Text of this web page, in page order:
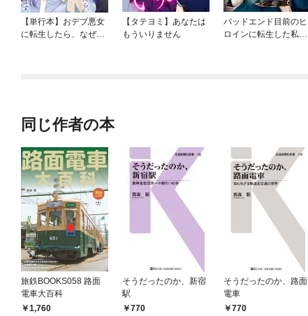
【単行本】おデブ悪女
に転生したら、なぜか
【タテヨミ】あなたは
もういりません
バッドエンド目前のヒ
ロインに転生した私、
同じ作者の本
旅鉄BOOKS058 路面
電車大百科
1,760
そうだったのか、新宿
駅
770
そうだったのか、路面
電車
770